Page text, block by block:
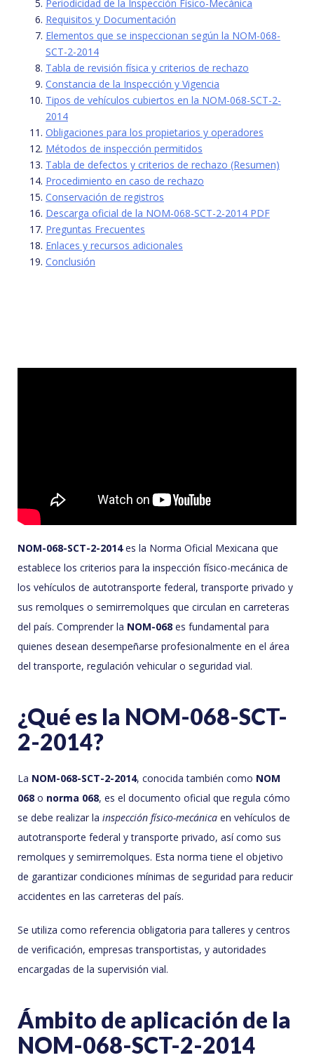
Periodicidad de la Inspección Físico-Mecánica
Requisitos y Documentación
Elementos que se inspeccionan según la NOM-068-
SCT-2-2014
Tabla de revisión física y criterios de rechazo
Constancia de la Inspección y Vigencia
Tipos de vehículos cubiertos en la NOM-068-SCT-2-
2014
Obligaciones para los propietarios y operadores
Métodos de inspección permitidos
Tabla de defectos y criterios de rechazo (Resumen)
Procedimiento en caso de rechazo
Conservación de registros
Descarga oficial de la NOM-068-SCT-2-2014 PDF
Preguntas Frecuentes
Enlaces y recursos adicionales
Conclusión
NOM-068-SCT-2-2014es la Norma Oficial Mexicana que
establece los criterios para la inspección físico-mecánica de
los vehículos de autotransporte federal, transporte privado y
sus remolques o semirremolques que circulan en carreteras
del país. Comprender la NOM-068 es fundamental para
quienes desean desempeñarse profesionalmente en el área
del transporte, regulación vehicular o seguridad vial.
¿Qué es la NOM-068-SCT-
2-2014?
La NOM-068-SCT-2-2014, conocida también como NOM
068 o norma 068, es el documento oficial que regula cómo
se debe realizar la inspección físico-mecánica en vehículos de
autotransporte federal y transporte privado, así como sus
remolques y semirremolques. Esta norma tiene el objetivo
de garantizar condiciones mínimas de seguridad para reducir
accidentes en las carreteras del país.
Se utiliza como referencia obligatoria para talleres y centros
de verificación, empresas transportistas, y autoridades
encargadas de la supervisión vial.
Ámbito de aplicación de la
NOM-068-SCT-2-2014